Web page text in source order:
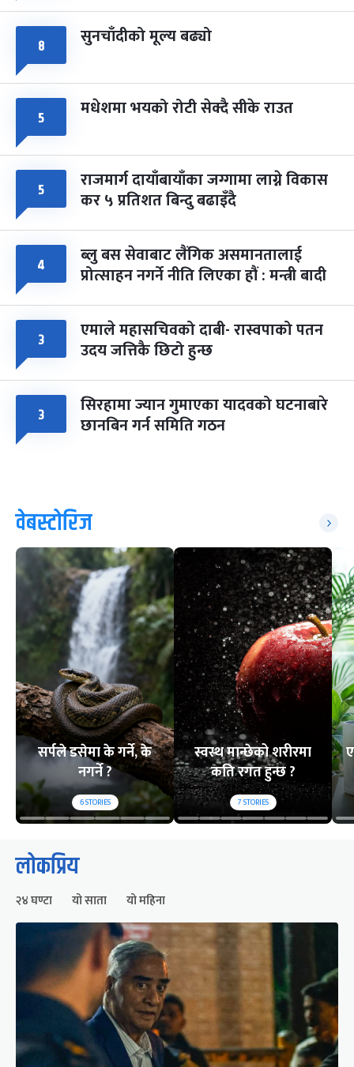
८ सुनचाँदीको मूल्य बढ्यो
५ मधेशमा भयको रोटी सेक्दै सीके राउत
५ राजमार्ग दायाँबायाँका जग्गामा लाग्ने विकास
कर ५ प्रतिशत बिन्दु बढाइँदै
४ ब्लु बस सेवाबाट लैंगिक असमानतालाई
प्रोत्साहन नगर्ने नीति लिएका हौं : मन्त्री बादी
३ एमाले महासचिवको दाबी- रास्वपाको पतन
उदय जत्तिकै छिटो हुन्छ
३ सिरहामा ज्यान गुमाएका यादवको घटनाबारे
छानबिन गर्न समिति गठन
वेबस्टोरिज
सर्पले डसेमा के गर्ने, के
नगर्ने ?
6STORIES
स्वस्थ मान्छेको शरीरमा
कति रगत हुन्छ ?
7STORIES
लोकप्रिय
२४ घण्टा यो साता यो महिना